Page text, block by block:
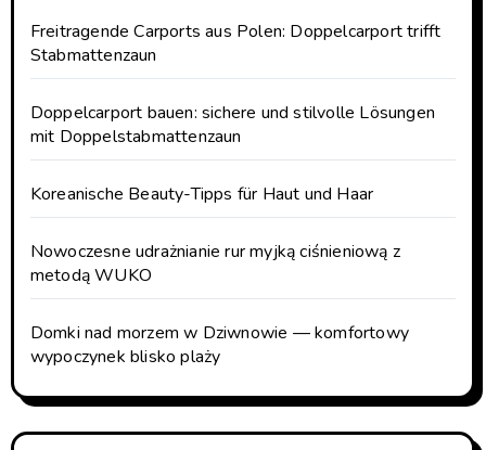
Freitragende Carports aus Polen: Doppelcarport trifft
Stabmattenzaun
Doppelcarport bauen: sichere und stilvolle Lösungen
mit Doppelstabmattenzaun
Koreanische Beauty-Tipps für Haut und Haar
Nowoczesne udrażnianie rur myjką ciśnieniową z
metodą WUKO
Domki nad morzem w Dziwnowie — komfortowy
wypoczynek blisko plaży